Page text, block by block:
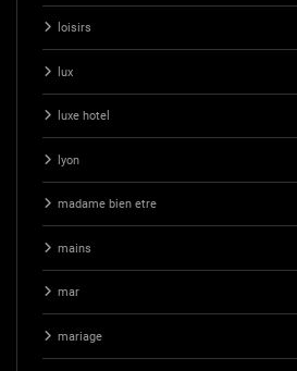
loisirs
lux
luxe hotel
lyon
madame bien etre
mains
mar
mariage